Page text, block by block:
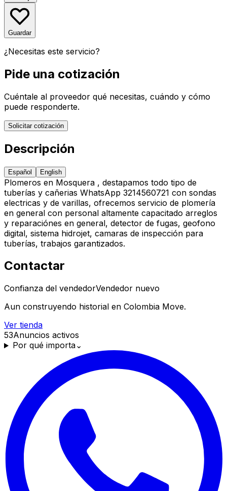
Guardar
¿Necesitas este servicio?
Pide una cotización
Cuéntale al proveedor qué necesitas, cuándo y cómo
puede responderte.
Solicitar cotización
Descripción
Español English
Plomeros en Mosquera , destapamos todo tipo de
tuberías y cañerias WhatsApp 3214560721 con sondas
electricas y de varillas, ofrecemos servicio de plomería
en general con personal altamente capacitado arreglos
y reparaciónes en general, detector de fugas, geofono
digital, sistema hidrojet, camaras de inspección para
tuberías, trabajos garantizados.
Contactar
Confianza del vendedorVendedor nuevo
Aun construyendo historial en Colombia Move.
Ver tienda
53Anuncios activos
Por qué importa⌄